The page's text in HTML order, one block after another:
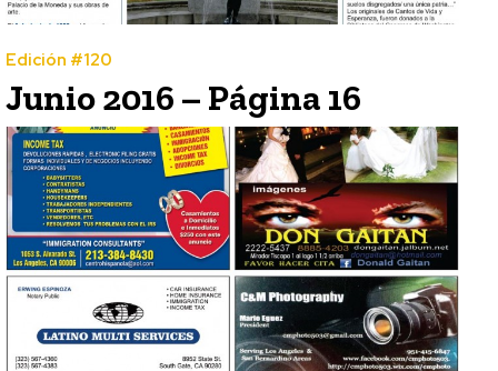
Edición #120
Junio 2016 – Página 16